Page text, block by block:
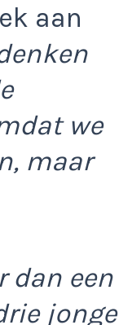
aan
we
maar
dan een
jonge